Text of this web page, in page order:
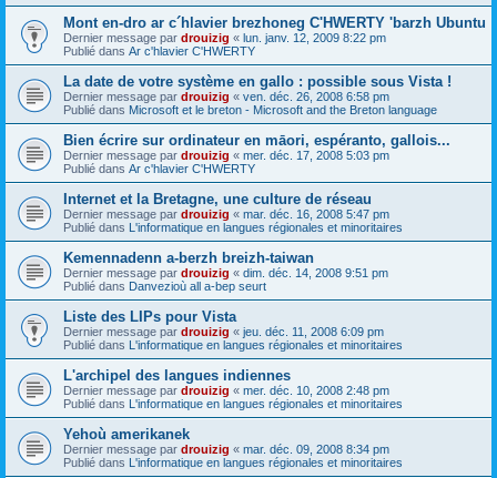
Mont en-dro ar c´hlavier brezhoneg C'HWERTY 'barzh Ubuntu
Dernier message par drouizig « lun. janv. 12, 2009 8:22 pm
Publié dans Ar c'hlavier C'HWERTY
La date de votre système en gallo : possible sous Vista !
Dernier message par drouizig « ven. déc. 26, 2008 6:58 pm
Publié dans Microsoft et le breton - Microsoft and the Breton language
Bien écrire sur ordinateur en māori, espéranto, gallois...
Dernier message par drouizig « mer. déc. 17, 2008 5:03 pm
Publié dans Ar c'hlavier C'HWERTY
Internet et la Bretagne, une culture de réseau
Dernier message par drouizig « mar. déc. 16, 2008 5:47 pm
Publié dans L'informatique en langues régionales et minoritaires
Kemennadenn a-berzh breizh-taiwan
Dernier message par drouizig « dim. déc. 14, 2008 9:51 pm
Publié dans Danvezioù all a-bep seurt
Liste des LIPs pour Vista
Dernier message par drouizig « jeu. déc. 11, 2008 6:09 pm
Publié dans L'informatique en langues régionales et minoritaires
L'archipel des langues indiennes
Dernier message par drouizig « mer. déc. 10, 2008 2:48 pm
Publié dans L'informatique en langues régionales et minoritaires
Yehoù amerikanek
Dernier message par drouizig « mar. déc. 09, 2008 8:34 pm
Publié dans L'informatique en langues régionales et minoritaires